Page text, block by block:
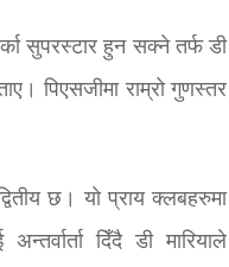
सुपरस्टार हुन सक्ने तर्फ डी
पिएसजीमा राम्रो गुणस्तर
छ। यो प्राय क्लबहरुमा
दिँदै डी मारियाले